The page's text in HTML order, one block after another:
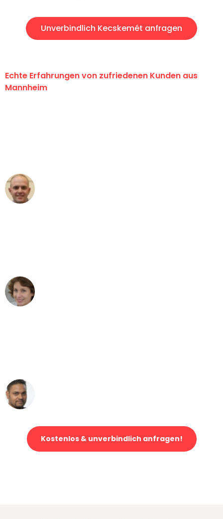
Unverbindlich Kecskemét anfragen
Echte Erfahrungen von zufriedenen Kunden aus
Mannheim
Kostenlos & unverbindlich anfragen!